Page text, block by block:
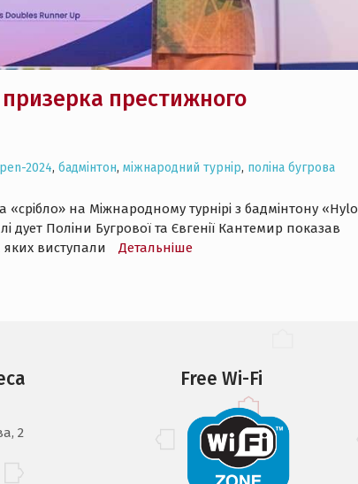
призерка престижного
2024, бадмінтон, міжнародний турнір, поліна бугрова
«срібло» на Міжнародному турнірі з бадмінтону «Hylo
дует Поліни Бугрової та Євгенії Кантемир показав
яких виступали
Детальнiше
2
Free Wi-Fi